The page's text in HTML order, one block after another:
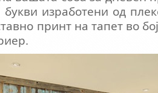
изработени од
принт на тапет во